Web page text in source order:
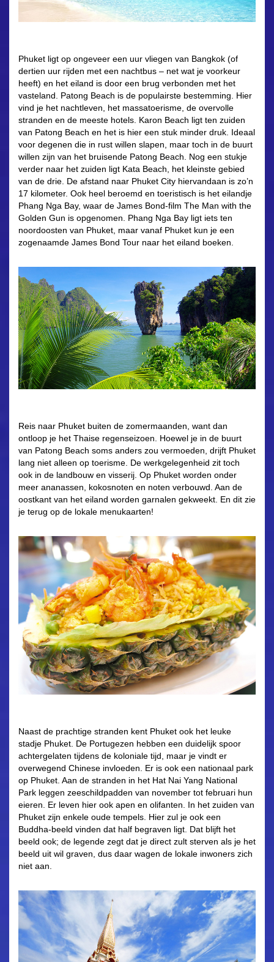
Phuket ligt op ongeveer een uur vliegen van Bangkok (of
dertien uur rijden met een nachtbus – net wat je voorkeur
heeft) en het eiland is door een brug verbonden met het
vasteland. Patong Beach is de populairste bestemming. Hier
vind je het nachtleven, het massatoerisme, de overvolle
stranden en de meeste hotels. Karon Beach ligt ten zuiden
van Patong Beach en het is hier een stuk minder druk. Ideaal
voor degenen die in rust willen slapen, maar toch in de buurt
willen zijn van het bruisende Patong Beach. Nog een stukje
verder naar het zuiden ligt Kata Beach, het kleinste gebied
van de drie. De afstand naar Phuket City hiervandaan is zo’n
17 kilometer. Ook heel beroemd en toeristisch is het eilandje
Phang Nga Bay, waar de James Bond-film The Man with the
Golden Gun is opgenomen. Phang Nga Bay ligt iets ten
noordoosten van Phuket, maar vanaf Phuket kun je een
zogenaamde James Bond Tour naar het eiland boeken.
Reis naar Phuket buiten de zomermaanden, want dan
ontloop je het Thaise regenseizoen. Hoewel je in de buurt
van Patong Beach soms anders zou vermoeden, drijft Phuket
lang niet alleen op toerisme. De werkgelegenheid zit toch
ook in de landbouw en visserij. Op Phuket worden onder
meer ananassen, kokosnoten en noten verbouwd. Aan de
oostkant van het eiland worden garnalen gekweekt. En dit zie
je terug op de lokale menukaarten!
Naast de prachtige stranden kent Phuket ook het leuke
stadje Phuket. De Portugezen hebben een duidelijk spoor
achtergelaten tijdens de koloniale tijd, maar je vindt er
overwegend Chinese invloeden. Er is ook een nationaal park
op Phuket. Aan de stranden in het Hat Nai Yang National
Park leggen zeeschildpadden van november tot februari hun
eieren. Er leven hier ook apen en olifanten. In het zuiden van
Phuket zijn enkele oude tempels. Hier zul je ook een
Buddha-beeld vinden dat half begraven ligt. Dat blijft het
beeld ook; de legende zegt dat je direct zult sterven als je het
beeld uit wil graven, dus daar wagen de lokale inwoners zich
niet aan.